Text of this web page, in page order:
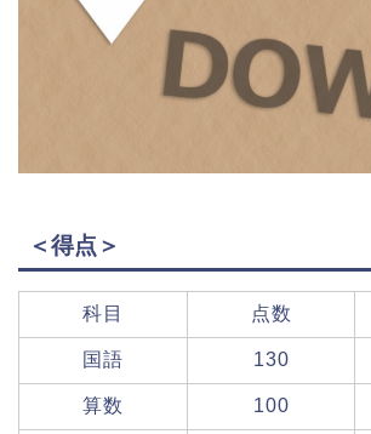
＜得点＞
科目 点数
国語 130
算数 100